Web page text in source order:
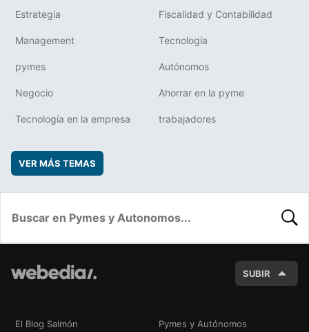
Estrategia Fiscalidad y Contabilidad
Management Tecnología
pymes Autónomos
Negocio Ahorrar en la pyme
Tecnología en la empresa trabajadores
VER MÁS TEMAS
SUBIR
El Blog Salmón Pymes y Autónomos